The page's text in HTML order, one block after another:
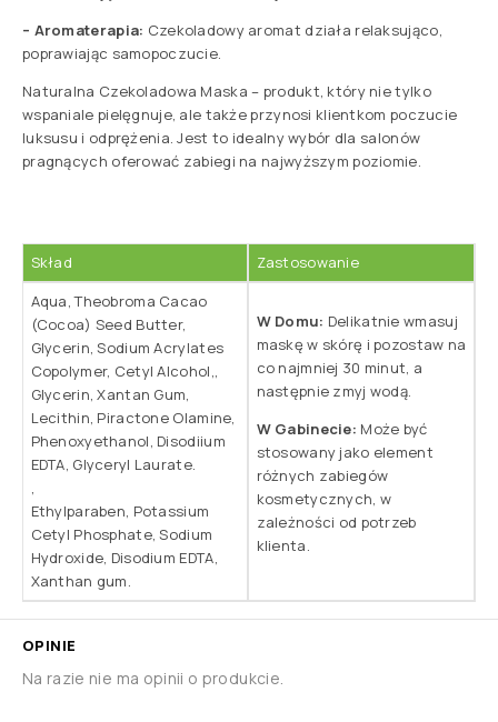
– Aromaterapia: Czekoladowy aromat działa relaksująco,
poprawiając samopoczucie.
Naturalna Czekoladowa Maska – produkt, który nie tylko
wspaniale pielęgnuje, ale także przynosi klientkom poczucie
luksusu i odprężenia. Jest to idealny wybór dla salonów
pragnących oferować zabiegi na najwyższym poziomie.
Skład
Zastosowanie
Aqua, Theobroma Cacao
(Cocoa) Seed Butter,
Glycerin, Sodium Acrylates
Copolymer, Cetyl Alcohol,,
Glycerin, Xantan Gum,
Lecithin, Piractone Olamine,
Phenoxyethanol, Disodiium
EDTA, Glyceryl Laurate.
,
Ethylparaben, Potassium
Cetyl Phosphate, Sodium
Hydroxide, Disodium EDTA,
Xanthan gum.
W Domu: Delikatnie wmasuj
maskę w skórę i pozostaw na
co najmniej 30 minut, a
następnie zmyj wodą.
W Gabinecie: Może być
stosowany jako element
różnych zabiegów
kosmetycznych, w
zależności od potrzeb
klienta.
OPINIE
Na razie nie ma opinii o produkcie.